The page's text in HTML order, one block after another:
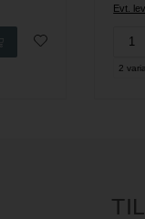
Evt.
2